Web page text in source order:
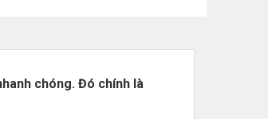
chóng. Đó chính là